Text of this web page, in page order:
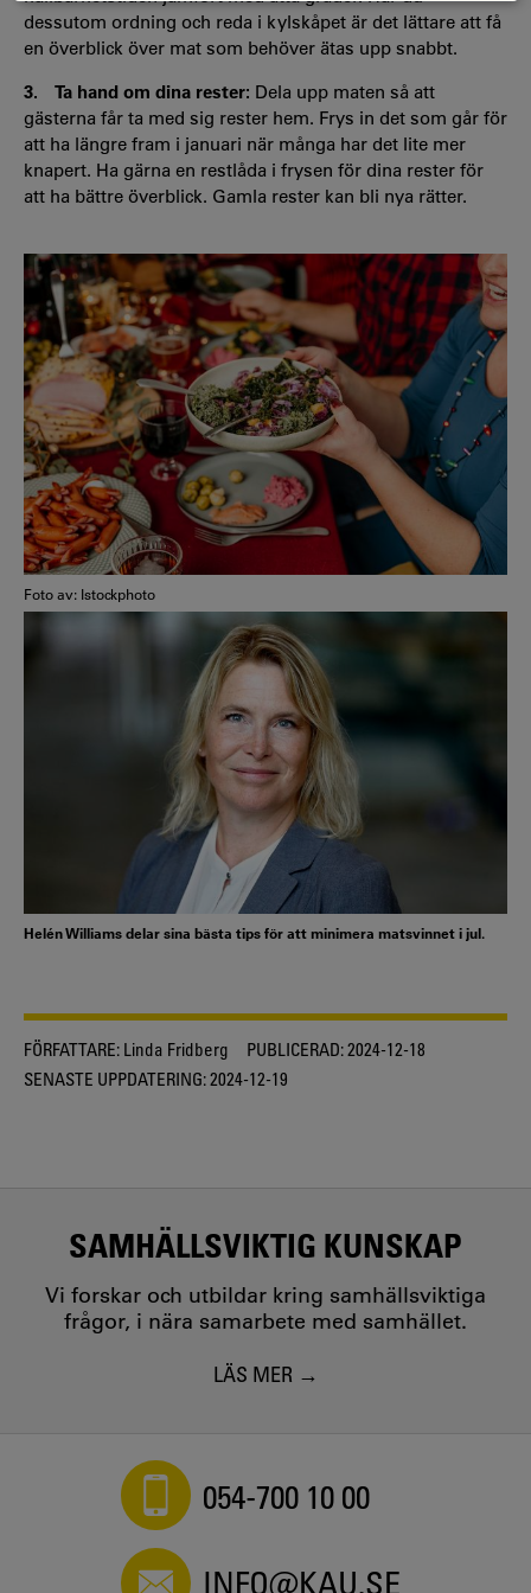
dessutom ordning och reda i kylskåpet är det lättare att få
en överblick över mat som behöver ätas upp snabbt.
3. Ta hand om dina rester: Dela upp maten så att
gästerna får ta med sig rester hem. Frys in det som går för
att ha längre fram i januari när många har det lite mer
knapert. Ha gärna en restlåda i frysen för dina rester för
att ha bättre överblick. Gamla rester kan bli nya rätter.
Foto av: Istockphoto
Helén Williams delar sina bästa tips för att minimera matsvinnet i jul.
FÖRFATTARE: Linda Fridberg PUBLICERAD:2024-12-18
SENASTE UPPDATERING:2024-12-19
SAMHÄLLSVIKTIG KUNSKAP
Vi forskar och utbildar kring samhällsviktiga
frågor, i nära samarbete med samhället.
LÄS MER
054-700 10 00
INFO@KAU.SE